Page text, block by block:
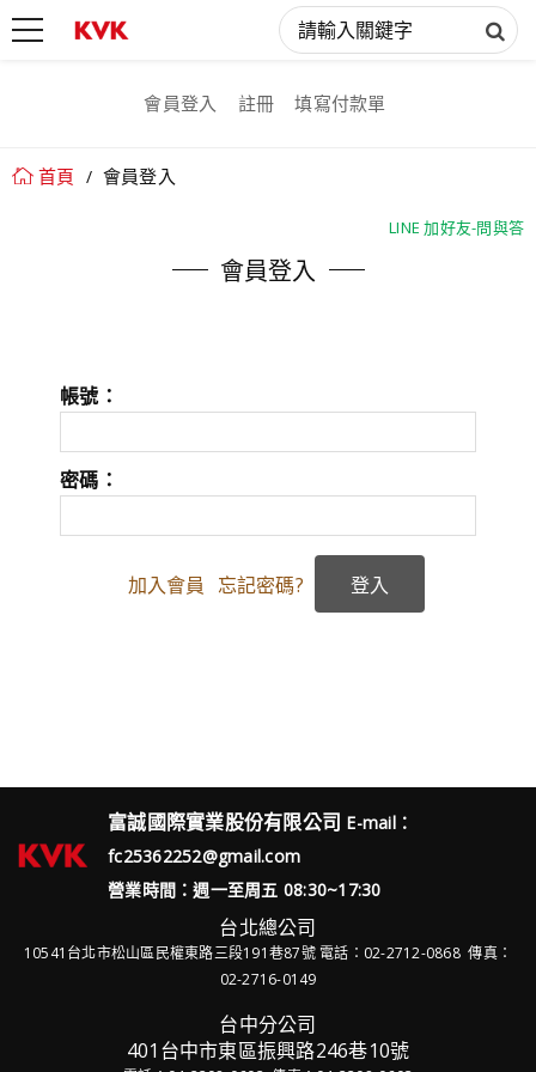
會員登入 註冊 填寫付款單
首頁 會員登入
LINE 加好友-問與答
會員登入
帳號：
密碼：
加入會員 忘記密碼?
富誠國際實業股份有限公司 E-mail：
fc25362252@gmail.com
營業時間：週一至周五 08:30~17:30
台北總公司
10541台北市松山區民權東路三段191巷87號電話：02-2712-0868 傳真：
02-2716-0149
台中分公司
401台中市東區振興路246巷10號